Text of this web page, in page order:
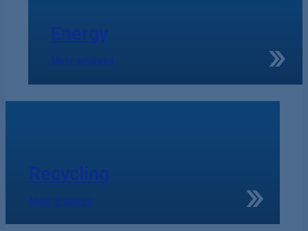
Energy
Mehr erfahren
Recycling
Mehr erfahren